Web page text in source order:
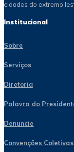
cidades do extremo
Institucional
Sobre
Serviços
Diretoria
Palavra do
Denuncie
Convenções Coletivas